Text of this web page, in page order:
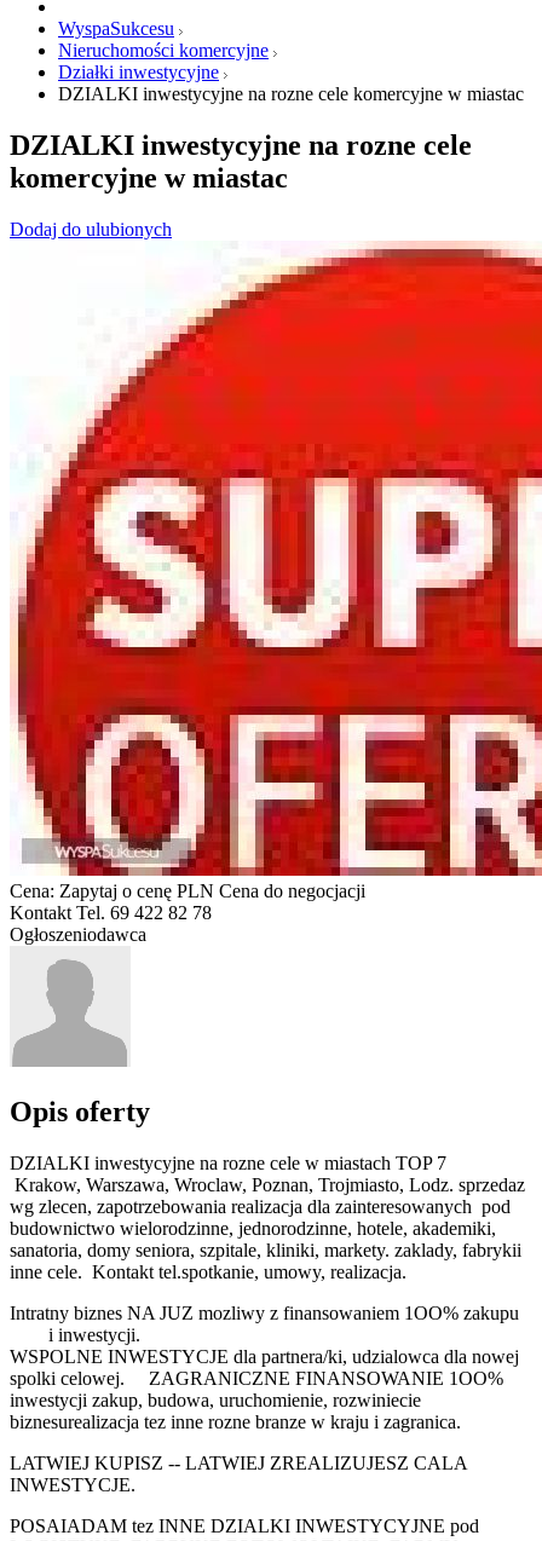
WyspaSukcesu
Nieruchomości komercyjne
Działki inwestycyjne
DZIALKI inwestycyjne na rozne cele komercyjne w miastac
DZIALKI inwestycyjne na rozne cele
komercyjne w miastac
Dodaj do ulubionych
Cena: Zapytaj o cenę PLN Cena do negocjacji
Kontakt Tel. 69 422 82 78
Ogłoszeniodawca
Opis oferty
DZIALKI inwestycyjne na rozne cele w miastach TOP 7
Krakow, Warszawa, Wroclaw, Poznan, Trojmiasto, Lodz. sprzedaz
wg zlecen, zapotrzebowania realizacja dla zainteresowanych pod
budownictwo wielorodzinne, jednorodzinne, hotele, akademiki,
sanatoria, domy seniora, szpitale, kliniki, markety. zaklady, fabrykii
inne cele. Kontakt tel.spotkanie, umowy, realizacja.
Intratny biznes NA JUZ mozliwy z finansowaniem 1OO% zakupu
i inwestycji.
WSPOLNE INWESTYCJE dla partnera/ki, udzialowca dla nowej
spolki celowej. ZAGRANICZNE FINANSOWANIE 1OO%
inwestycji zakup, budowa, uruchomienie, rozwiniecie
biznesurealizacja tez inne rozne branze w kraju i zagranica.
LATWIEJ KUPISZ -- LATWIEJ ZREALIZUJESZ CALA
INWESTYCJE.
POSAIADAM tez INNE DZIALKI INWESTYCYJNE pod